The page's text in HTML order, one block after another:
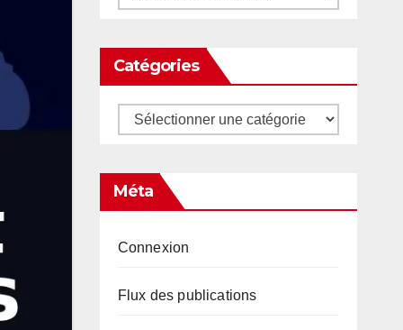
Catégories
Catégories
Méta
Connexion
Flux des publications